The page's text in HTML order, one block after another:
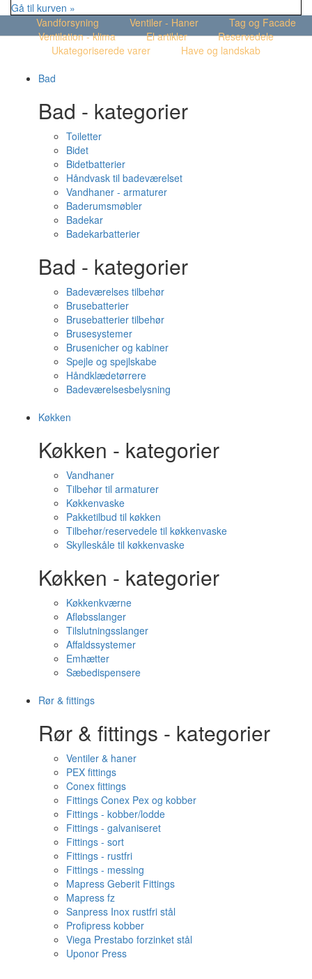
Gå til kurven »
Vandforsyning
Ventiler - Haner
Tag og Facade
Ventilation - klima
El artikler
Reservedele
Ukategoriserede varer
Have og landskab
Bad
Bad - kategorier
Toiletter
Bidet
Bidetbatterier
Håndvask til badeværelset
Vandhaner - armaturer
Baderumsmøbler
Badekar
Badekarbatterier
Bad - kategorier
Badeværelses tilbehør
Brusebatterier
Brusebatterier tilbehør
Brusesystemer
Brusenicher og kabiner
Spejle og spejlskabe
Håndklædetørrere
Badeværelsesbelysning
Køkken
Køkken - kategorier
Vandhaner
Tilbehør til armaturer
Køkkenvaske
Pakketilbud til køkken
Tilbehør/reservedele til køkkenvaske
Skylleskåle til køkkenvaske
Køkken - kategorier
Køkkenkværne
Afløbsslanger
Tilslutningsslanger
Affaldssystemer
Emhætter
Sæbedispensere
Rør & fittings
Rør & fittings - kategorier
Ventiler & haner
PEX fittings
Conex fittings
Fittings Conex Pex og kobber
Fittings - kobber/lodde
Fittings - galvaniseret
Fittings - sort
Fittings - rustfri
Fittings - messing
Mapress Geberit Fittings
Mapress fz
Sanpress Inox rustfri stål
Profipress kobber
Viega Prestabo forzinket stål
Uponor Press